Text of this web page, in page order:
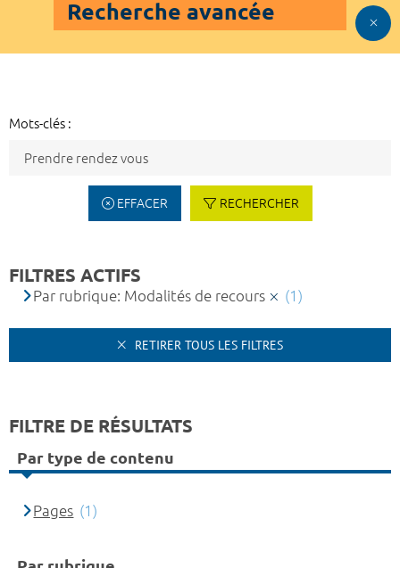
Recherche avancée
Mots-clés :
EFFACER RECHERCHER
FILTRES ACTIFS
Par rubrique: Modalités de recours (1)
RETIRER TOUS LES FILTRES
FILTRE DE RÉSULTATS
Par type de contenu
Pages (1)